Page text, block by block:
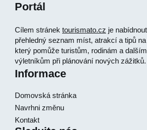
Portál
Cílem stránek tourismato.cz je nabídnout
přehledný seznam míst, atrakcí a tipů
který pomůže turistům, rodinám a dalším
výletníkům při plánování nových zážitků.
Informace
Domovská stránka
Navrhni změnu
Kontakt